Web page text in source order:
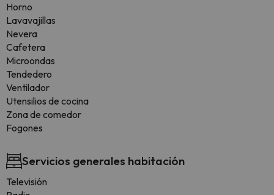
Horno
Lavavajillas
Nevera
Cafetera
Microondas
Tendedero
Ventilador
Utensilios de cocina
Zona de comedor
Fogones
Servicios generales habitación
Televisión